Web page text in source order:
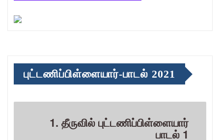
புட்டணிப்பிள்ளையார்-பாடல் 2021
1. தீருவில் புட்டணிப்பிள்ளையார்
பாடல் 1